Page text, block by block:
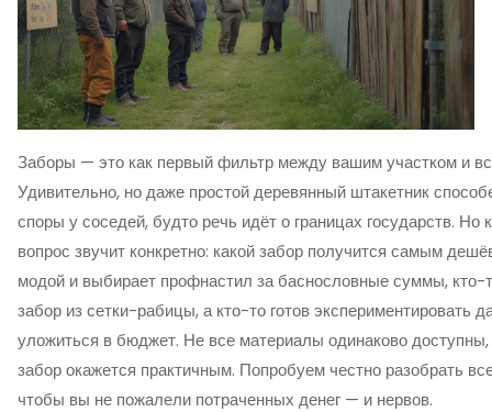
Заборы — это как первый фильтр между вашим участком и
Удивительно, но даже простой деревянный штакетник
споры у соседей, будто речь идёт о границах государств. Но
вопрос звучит конкретно: какой забор получится самым
модой и выбирает профнастил за баснословные суммы, кто-
забор из сетки-рабицы, а кто-то готов экспериментировать
уложиться в бюджет. Не все материалы одинаково
забор окажется практичным. Попробуем честно разобрать
чтобы вы не пожалели потраченных денег — и нервов.